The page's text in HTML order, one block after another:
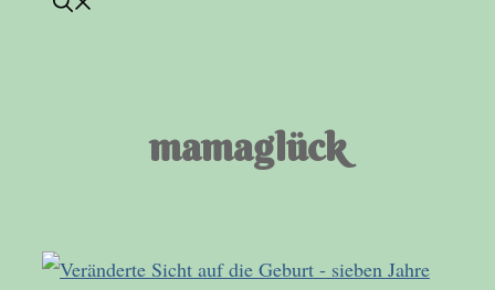
mamaglück